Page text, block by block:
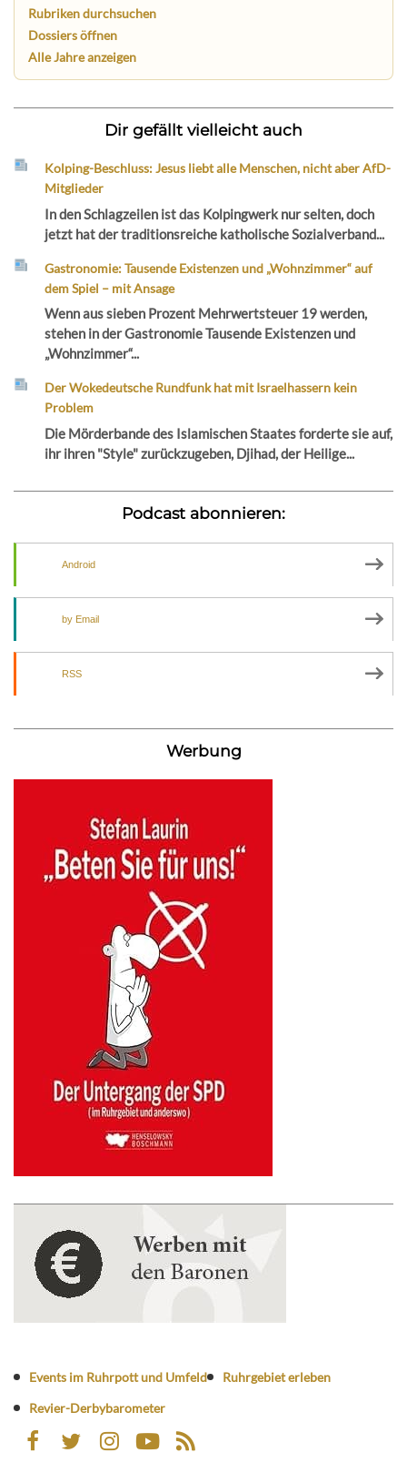
Rubriken durchsuchen
Dossiers öffnen
Alle Jahre anzeigen
Dir gefällt vielleicht auch
Kolping-Beschluss: Jesus liebt alle Menschen, nicht aber AfD-
Mitglieder
In den Schlagzeilen ist das Kolpingwerk nur selten, doch
jetzt hat der traditionsreiche katholische Sozialverband...
Gastronomie: Tausende Existenzen und „Wohnzimmer“ auf
dem Spiel – mit Ansage
Wenn aus sieben Prozent Mehrwertsteuer 19 werden,
stehen in der Gastronomie Tausende Existenzen und
„Wohnzimmer“...
Der Wokedeutsche Rundfunk hat mit Israelhassern kein
Problem
Die Mörderbande des Islamischen Staates forderte sie auf,
ihr ihren "Style" zurückzugeben, Djihad, der Heilige...
Podcast abonnieren:
Android
by Email
RSS
Werbung
Events im Ruhrpott und Umfeld
Ruhrgebiet erleben
Revier-Derbybarometer